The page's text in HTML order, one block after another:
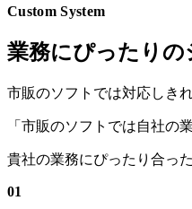
Custom System
業務にぴったり
市販のソフトでは対応しき
「市販のソフトでは自社の
貴社の業務にぴったり合っ
01